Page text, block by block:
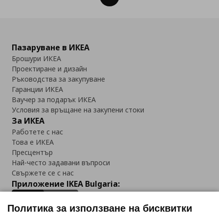
Пазаруване в ИКЕА
Брошури ИКЕА
Проектиране и дизайн
Ръководства за закупуване
Гаранции ИКЕА
Ваучер за подарък ИКЕА
Условия за връщане на закупени стоки
За ИКЕА
Работете с нас
Това е ИКЕА
Пресцентър
Най-често задавани въпроси
Свържете се с нас
Приложение IKEA Bulgaria:
Политика за използване на бисквитки